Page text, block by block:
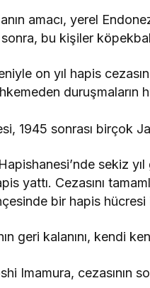
amacı, yerel
bu kişiler
on yıl hapis
duruşmaların
sekiz
yattı. Cezasını
bir hapis hücresi
geri kalanını, kendi